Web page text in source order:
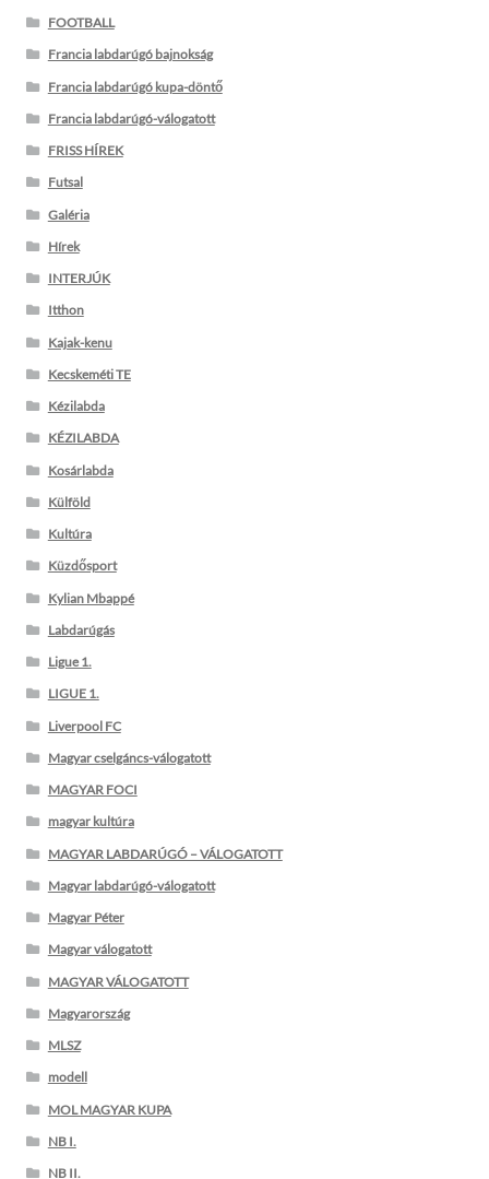
FOOTBALL
Francia labdarúgó bajnokság
Francia labdarúgó kupa-döntő
Francia labdarúgó-válogatott
FRISS HÍREK
Futsal
Galéria
Hírek
INTERJÚK
Itthon
Kajak-kenu
Kecskeméti TE
Kézilabda
KÉZILABDA
Kosárlabda
Külföld
Kultúra
Küzdősport
Kylian Mbappé
Labdarúgás
Ligue 1.
LIGUE 1.
Liverpool FC
Magyar cselgáncs-válogatott
MAGYAR FOCI
magyar kultúra
MAGYAR LABDARÚGÓ – VÁLOGATOTT
Magyar labdarúgó-válogatott
Magyar Péter
Magyar válogatott
MAGYAR VÁLOGATOTT
Magyarország
MLSZ
modell
MOL MAGYAR KUPA
NB I.
NB II.